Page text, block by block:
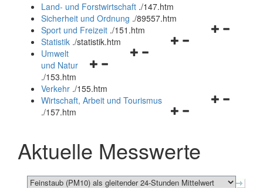
und
schließen
Land- und Forstwirtschaft ./147.htm
Sicherheit und Ordnung ./89557.htm
Navigationsmenü
Sport und Freizeit ./151.htm
Navigationsmenü
Statistik ./statistik.htm
Navigationsmenü
und
schließen
Umwelt
und Natur
./153.htm
Verkehr ./155.htm
Navigationsmenü
schließen
Wirtschaft, Arbeit und Tourismus
./157.htm
Aktuelle Messwerte